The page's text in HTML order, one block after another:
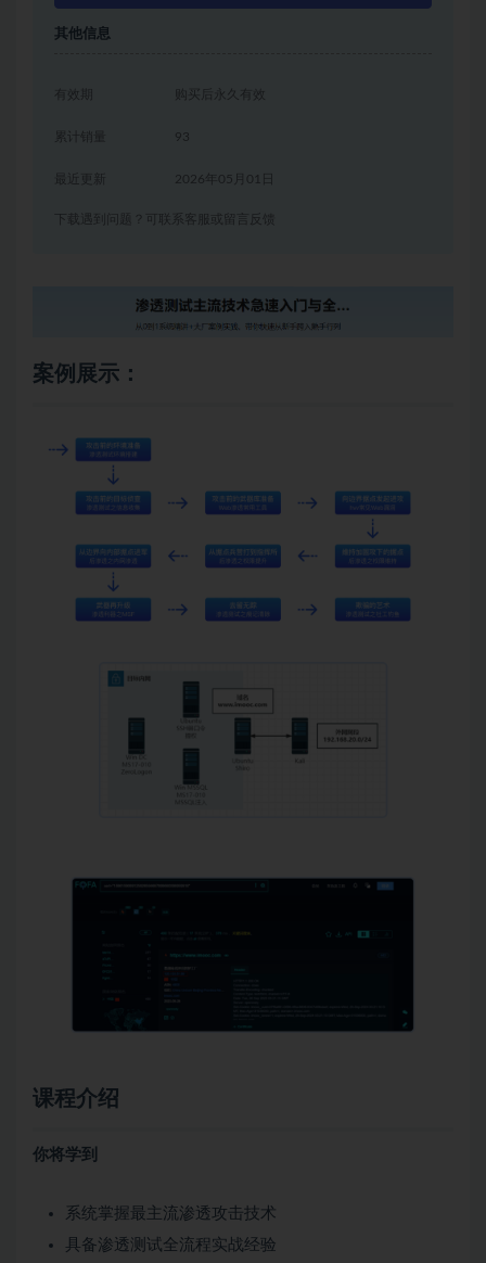
其他信息
有效期 购买后永久有效
累计销量 93
2026年05月01日
下载遇到问题？可联系客服或留言反馈
案例展示：
课程介绍
你将学到
系统掌握最主流渗透攻击技术
具备渗透测试全流程实战经验